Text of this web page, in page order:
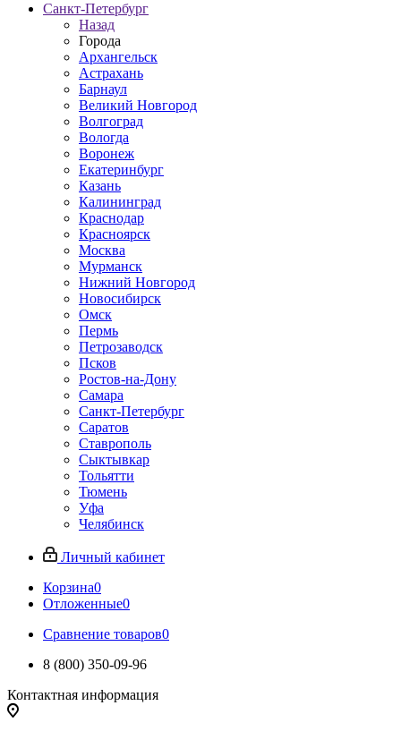
Санкт-Петербург
Назад
Города
Архангельск
Астрахань
Барнаул
Великий Новгород
Волгоград
Вологда
Воронеж
Екатеринбург
Казань
Калининград
Краснодар
Красноярск
Москва
Мурманск
Нижний Новгород
Новосибирск
Омск
Пермь
Петрозаводск
Псков
Ростов-на-Дону
Самара
Санкт-Петербург
Саратов
Ставрополь
Сыктывкар
Тольятти
Тюмень
Уфа
Челябинск
Личный кабинет
Корзина0
Отложенные0
Сравнение товаров0
8 (800) 350-09-96
Контактная информация